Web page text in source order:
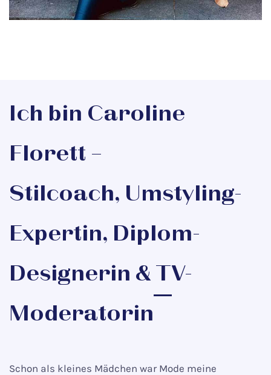
Ich bin Caroline
Florett –
Stilcoach, Umstyling-
Expertin, Diplom-
Designerin & TV-
Moderatorin
Schon als kleines Mädchen war Mode meine